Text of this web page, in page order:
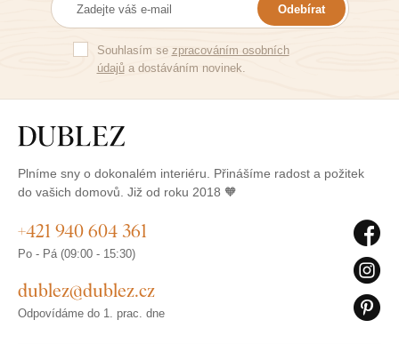
Odebírat
Souhlasím se zpracováním osobních
údajůa dostáváním novinek.
Plníme sny o dokonalém interiéru. Přinášíme radost a požitek
do vašich domovů. Již od roku 2018 🧡
+421 940 604 361
Po - Pá (09:00 - 15:30)
dublez@dublez.cz
Odpovídáme do 1. prac. dne